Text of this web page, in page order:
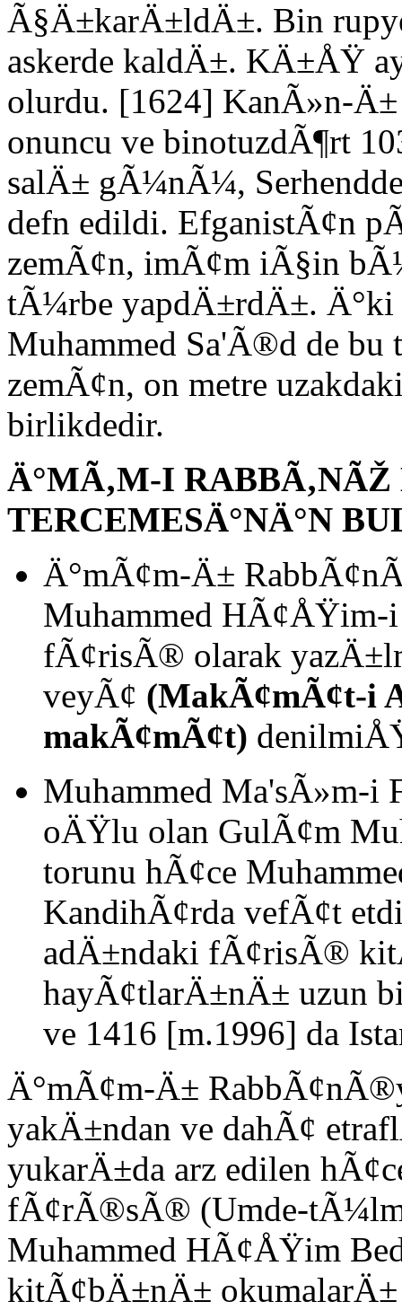
Ã§Ä±karÄ±ldÄ±. Bin
askerde kaldÄ±. KÄ±ÅŸ
olurdu. [1624] KanÃ»n-
onuncu ve binotuzdÃ¶rt
salÄ± gÃ¼nÃ¼,
defn edildi. EfganistÃ¢n
zemÃ¢n, imÃ¢m iÃ§in
tÃ¼rbe yapdÄ±rdÄ±.
Muhammed Sa'Ã®d de
zemÃ¢n, on metre
birlikdedir.
Ä°MÃ‚M-I
TERCEMESÄ°NÄ°N
Ä°mÃ¢m-Ä±
Muhammed
fÃ¢risÃ® olarak
veyÃ¢ (MakÃ¢mÃ¢t-i
makÃ¢mÃ¢t)
Muhammed Ma'sÃ»m-
oÄŸlu olan GulÃ¢m
torunu hÃ¢ce
KandihÃ¢rda vefÃ¢t
adÄ±ndaki fÃ¢risÃ®
hayÃ¢tlarÄ±nÄ± uzun
ve 1416 [m.1996] da
Ä°mÃ¢m-Ä±
yakÄ±ndan ve dahÃ¢
yukarÄ±da arz edilen
fÃ¢rÃ®sÃ® (Umde-
Muhammed HÃ¢ÅŸim
kitÃ¢bÄ±nÄ±